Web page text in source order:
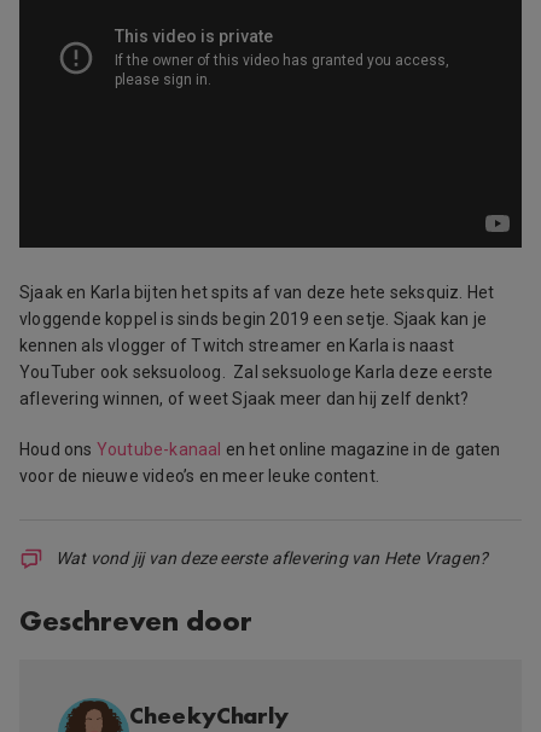
Sjaak en Karla bijten het spits af van deze hete seksquiz. Het
vloggende koppel is sinds begin 2019 een setje. Sjaak kan je
kennen als vlogger of Twitch streamer en Karla is naast
YouTuber ook seksuoloog. Zal seksuologe Karla deze eerste
aflevering winnen, of weet Sjaak meer dan hij zelf denkt?
Houd ons Youtube-kanaal en het online magazine in de gaten
voor de nieuwe video’s en meer leuke content.
Wat vond jij van deze eerste aflevering van Hete Vragen?
Geschreven door
CheekyCharly